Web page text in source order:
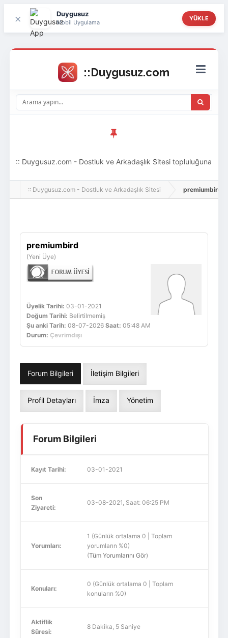
× Duygusuz
Mobil Uygulama
YÜKLE
:: Duygusuz.com - Dostluk ve Arkadaşlık Sitesi topluluğuna
hoş geldin ziyaretçi! Aramıza katılmak istersen kayıt
:: Duygusuz.com - Dostluk ve Arkadaşlık Sitesi premiumbird,
premiumbird
(Yeni Üye)
Üyelik Tarihi: 03-01-2021
Doğum Tarihi: Belirtilmemiş
Şu anki Tarih: 08-07-2026 Saat: 05:48 AM
Durum: Çevrimdışı
Forum Bilgileri İletişim Bilgileri
Profil Detayları İmza Yönetim
Forum Bilgileri
Kayıt Tarihi: 03-01-2021
Son
Ziyareti:
03-08-2021, Saat: 06:25 PM
Yorumları:
1 (Günlük ortalama 0 | Toplam
yorumların %0)
(Tüm Yorumlarını Gör)
Konuları:
0 (Günlük ortalama 0 | Toplam
konuların %0)
Aktiflik
Süresi:
8 Dakika, 5 Saniye